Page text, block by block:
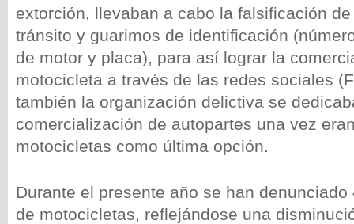
extorción, llevaban a cabo la falsificación
tránsito y guarimos de identificación
de motor y placa), para así lograr la
motocicleta a través de las redes sociales
también la organización delictiva se
comercialización de autopartes una vez
motocicletas como última opción.
Durante el presente año se han
de motocicletas, reflejándose una